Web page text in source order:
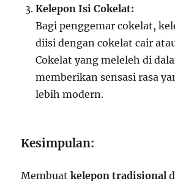
Kelepon Isi Cokelat:
Bagi penggemar cokelat,
diisi dengan cokelat cair
Cokelat yang meleleh di
memberikan sensasi rasa
lebih modern.
Kesimpulan:
Membuatkelepon tradisional